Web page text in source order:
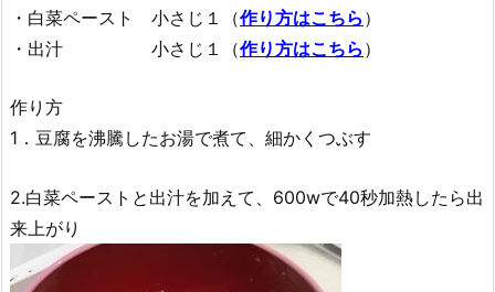
・白菜ペースト 小さじ１（作り方はこちら ）
・出汁 小さじ１（作り方はこちら ）
作り方
1．豆腐を沸騰したお湯で煮て、細かくつぶす
2.白菜ペーストと出汁を加えて、600wで40秒加熱したら出
来上がり